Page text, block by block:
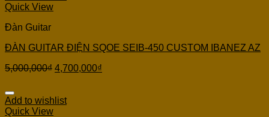
Quick View
Đàn Guitar
ĐÀN GUITAR ĐIỆN SQOE SEIB-450 CUSTOM IBANEZ AZ
5,000,000₫ 4,700,000₫
Add to wishlist
Quick View